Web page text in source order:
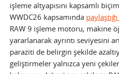
işleme altyapısını kapsamlı
WWDC26 kapsamında
RAW 9 işleme motoru, makine
yararlanarak ayrıntı seviyesini
paraziti de belirgin şekilde
geliştirmeler yalnızca yeni